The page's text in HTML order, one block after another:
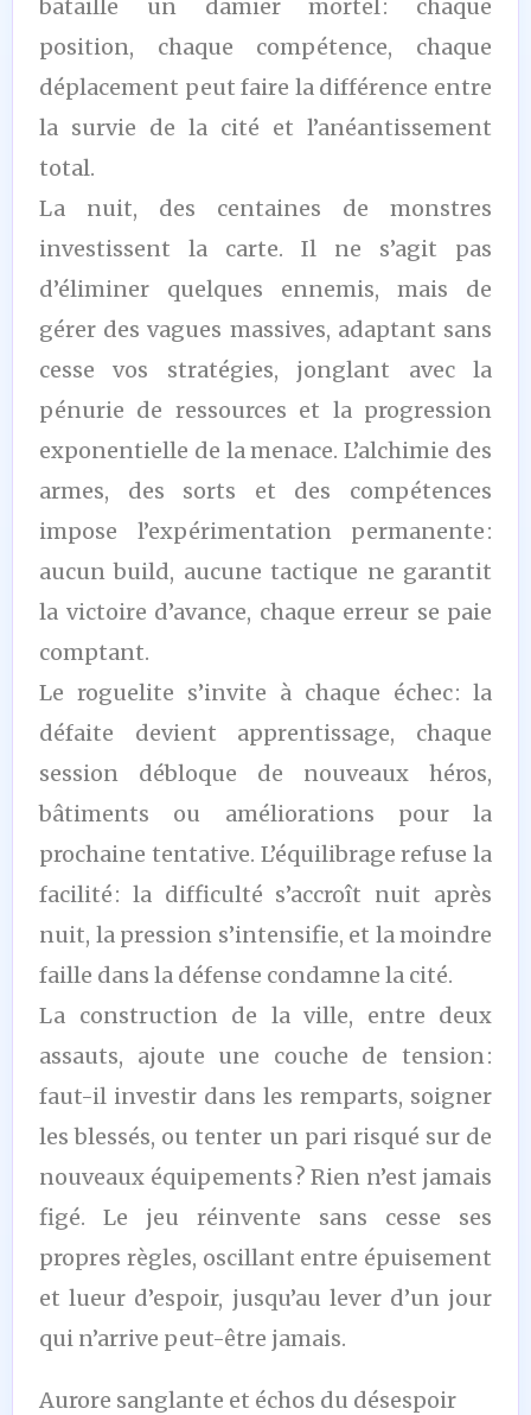
bataille un damier mortel : chaque
position, chaque compétence, chaque
déplacement peut faire la différence entre
la survie de la cité et l’anéantissement
total.
La nuit, des centaines de monstres
investissent la carte. Il ne s’agit pas
d’éliminer quelques ennemis, mais de
gérer des vagues massives, adaptant sans
cesse vos stratégies, jonglant avec la
pénurie de ressources et la progression
exponentielle de la menace. L’alchimie des
armes, des sorts et des compétences
impose l’expérimentation permanente :
aucun build, aucune tactique ne garantit
la victoire d’avance, chaque erreur se paie
comptant.
Le roguelite s’invite à chaque échec : la
défaite devient apprentissage, chaque
session débloque de nouveaux héros,
bâtiments ou améliorations pour la
prochaine tentative. L’équilibrage refuse la
facilité : la difficulté s’accroît nuit après
nuit, la pression s’intensifie, et la moindre
faille dans la défense condamne la cité.
La construction de la ville, entre deux
assauts, ajoute une couche de tension :
faut-il investir dans les remparts, soigner
les blessés, ou tenter un pari risqué sur de
nouveaux équipements ? Rien n’est jamais
figé. Le jeu réinvente sans cesse ses
propres règles, oscillant entre épuisement
et lueur d’espoir, jusqu’au lever d’un jour
qui n’arrive peut-être jamais.
Aurore sanglante et échos du désespoir